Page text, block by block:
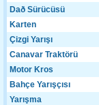
Dað Sürücüsü
Karten
Çizgi Yarışı
Canavar Traktörü
Motor Kros
Bahçe Yarışçısı
Yarışma